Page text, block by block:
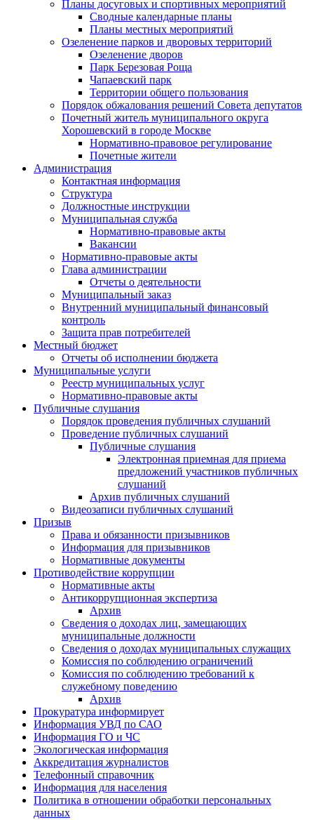
Планы досуговых и спортивных мероприятий
Сводные календарные планы
Планы местных мероприятий
Озеленение парков и дворовых территорий
Озеленение дворов
Парк Березовая Роща
Чапаевский парк
Территории общего пользования
Порядок обжалования решений Совета депутатов
Почетный житель муниципального округа
Хорошевский в городе Москве
Нормативно-правовое регулирование
Почетные жители
Администрация
Контактная информация
Структура
Должностные инструкции
Муниципальная служба
Нормативно-правовые акты
Вакансии
Нормативно-правовые акты
Глава администрации
Отчеты о деятельности
Муниципальный заказ
Внутренний муниципальный финансовый
контроль
Защита прав потребителей
Местный бюджет
Отчеты об исполнении бюджета
Муниципальные услуги
Реестр муниципальных услуг
Нормативно-правовые акты
Публичные слушания
Порядок проведения публичных слушаний
Проведение публичных слушаний
Публичные слушания
Электронная приемная для приема
предложений участников публичных
слушаний
Архив публичных слушаний
Видеозаписи публичных слушаний
Призыв
Права и обязанности призывников
Информация для призывников
Нормативные документы
Противодействие коррупции
Нормативные акты
Антикоррупционная экспертиза
Архив
Сведения о доходах лиц, замещающих
муниципальные должности
Сведения о доходах муниципальных служащих
Комиссия по соблюдению ограничений
Комиссия по соблюдению требований к
служебному поведению
Архив
Прокуратура информирует
Информация УВД по САО
Информация ГО и ЧС
Экологическая информация
Аккредитация журналистов
Телефонный справочник
Информация для населения
Политика в отношении обработки персональных
данных